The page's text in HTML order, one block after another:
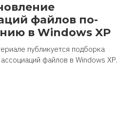
файлов по-
в Windows XP
публикуется подборка
файлов в Windows XP.